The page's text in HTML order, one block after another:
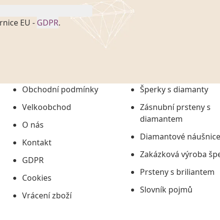
EU - GDPR.
č. 101/2000 Sb. v
uchováním veškerých
údajů či jako jeho
informací, nejdéle
Obchodní podmínky
Velkoobchod
O nás
Kontakt
GDPR
Cookies
Vrácení zboží
Šperky s diamanty
Zásnubní prsteny s
diamantem
Diamantové náušnice
Zakázková výroba
Prsteny s briliantem
Slovník pojmů